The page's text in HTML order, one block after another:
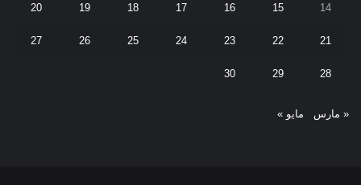
14
15
16
17
18
19
20
21
22
23
24
25
26
27
28
29
30
« مارس مايو »